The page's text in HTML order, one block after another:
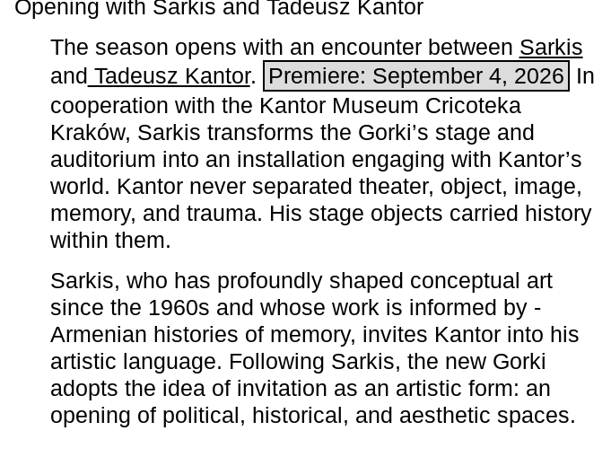
Opening with Sarkis and Tadeusz Kantor
The season opens with an encounter between Sarkis
and Tadeusz Kantor. Premiere: September 4, 2026 In
cooperation with the ­Kantor Museum Cricoteka
Kraków, Sarkis transforms the Gorki’s stage and
auditorium into an installation engaging with Kantor’s
world. Kantor never separated theater, object, image,
memory, and trauma. His stage objects carried history
within them.
Sarkis, who has profoundly shaped conceptual art
since the 1960s and whose work is informed by ­
Armenian histories of memory, invites Kantor into his
artistic language. Following Sarkis, the new Gorki
adopts the idea of invitation as an artistic form: an
opening of political, historical, and aesthetic spaces.